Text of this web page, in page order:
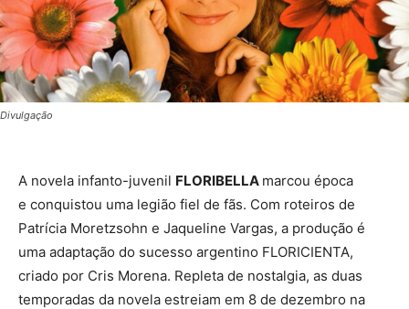
Divulgação
A novela infanto-juvenil FLORIBELLA marcou época
e conquistou uma legião fiel de fãs. Com roteiros de
Patrícia Moretzsohn e Jaqueline Vargas, a produção é
uma adaptação do sucesso argentino FLORICIENTA,
criado por Cris Morena. Repleta de nostalgia, as duas
temporadas da novela estreiam em 8 de dezembro na